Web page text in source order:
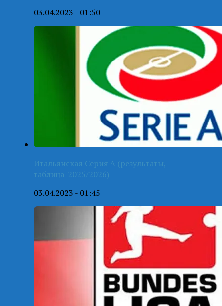
03.04.2023 - 01:50
Итальянская Серия А (результаты,
таблица-2025/2026)
03.04.2023 - 01:45